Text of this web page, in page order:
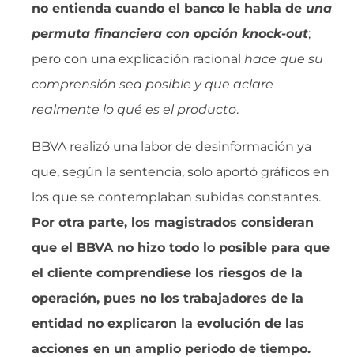
no entienda cuando el banco le habla de  una
permuta financiera con opción knock-out;
pero con una explicación racional  hace que su
comprensión sea posible y que aclare
realmente lo qué es el producto.
BBVA realizó una labor de desinformación ya
que, según la sentencia, solo aportó gráficos en
los que se contemplaban subidas constantes.
Por otra parte, los magistrados consideran
que el BBVA no hizo todo lo posible para que
el cliente comprendiese los riesgos de la
operación, pues no los trabajadores de la
entidad no explicaron la evolución de las
acciones en un amplio periodo de tiempo.